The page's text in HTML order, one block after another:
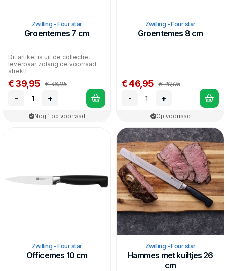
Zwilling - Four star
Groentemes 7 cm
Dit artikel is uit de collectie,
leverbaar zolang de voorraad
strekt!
€ 39,95 € 46,95
- +
Nog 1 op voorraad
Zwilling - Four star
Groentemes 8 cm
€ 46,95 € 49,95
- +
Op voorraad
Zwilling - Four star
Officemes 10 cm
Zwilling - Four star
Hammes met kuiltjes 26
cm